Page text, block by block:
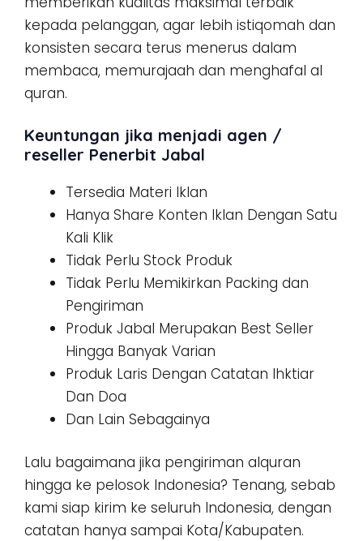
kepada pelanggan, agar lebih istiqomah dan
konsisten secara terus menerus dalam
membaca, memurajaah dan menghafal al
quran.
Keuntungan jika menjadi agen /
reseller Penerbit Jabal
Tersedia Materi Iklan
Hanya Share Konten Iklan Dengan Satu
Kali Klik
Tidak Perlu Stock Produk
Tidak Perlu Memikirkan Packing dan
Pengiriman
Produk Jabal Merupakan Best Seller
Hingga Banyak Varian
Produk Laris Dengan Catatan Ihktiar
Dan Doa
Dan Lain Sebagainya
Lalu bagaimana jika pengiriman alquran
hingga ke pelosok Indonesia? Tenang, sebab
kami siap kirim ke seluruh Indonesia, dengan
catatan hanya sampai Kota/Kabupaten.